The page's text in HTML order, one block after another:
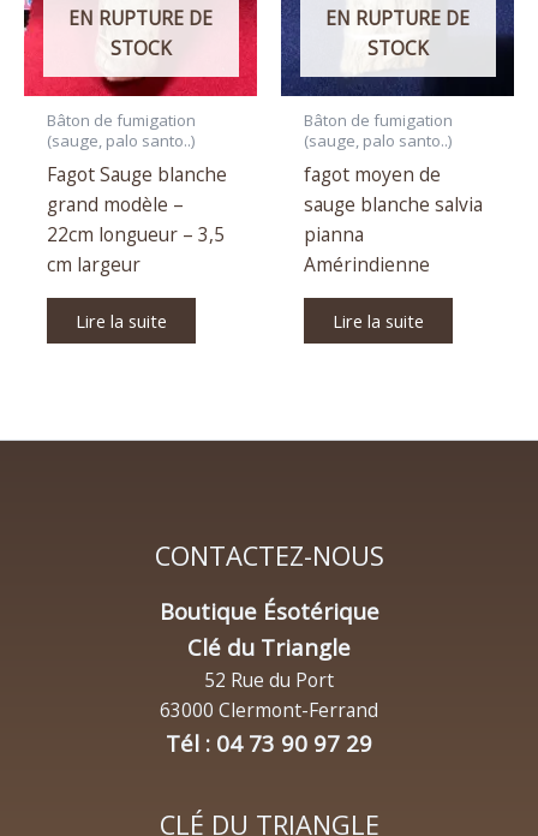
EN RUPTURE DE
STOCK
Bâton de fumigation
(sauge, palo santo..)
Fagot Sauge blanche
grand modèle –
22cm longueur – 3,5
cm largeur
Lire la suite
EN RUPTURE DE
STOCK
Bâton de fumigation
(sauge, palo santo..)
fagot moyen de
sauge blanche salvia
pianna
Amérindienne
Lire la suite
CONTACTEZ-NOUS
Boutique Ésotérique
Clé du Triangle
52 Rue du Port
63000 Clermont-Ferrand
Tél : 04 73 90 97 29
CLÉ DU TRIANGLE